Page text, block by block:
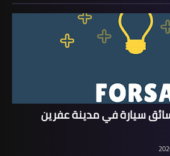
سيارة في مدينة عفرين